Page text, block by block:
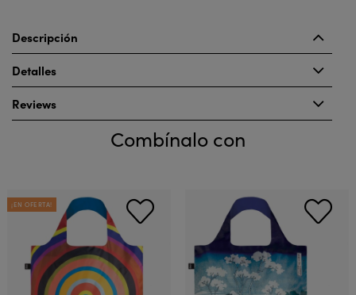
Descripción
Detalles
Reviews
Combínalo con
¡EN OFERTA!